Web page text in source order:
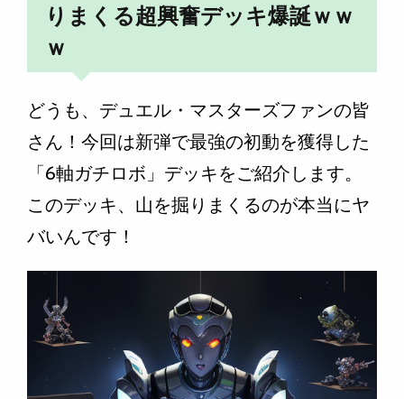
りまくる超興奮デッキ爆誕ｗｗ
ｗ
どうも、デュエル・マスターズファンの皆
さん！今回は新弾で最強の初動を獲得した
「6軸ガチロボ」デッキをご紹介します。
このデッキ、山を掘りまくるのが本当にヤ
バいんです！